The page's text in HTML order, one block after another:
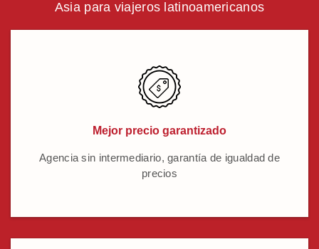
Asia para viajeros latinoamericanos
Mejor precio garantizado
Agencia sin intermediario, garantía de igualdad de
precios